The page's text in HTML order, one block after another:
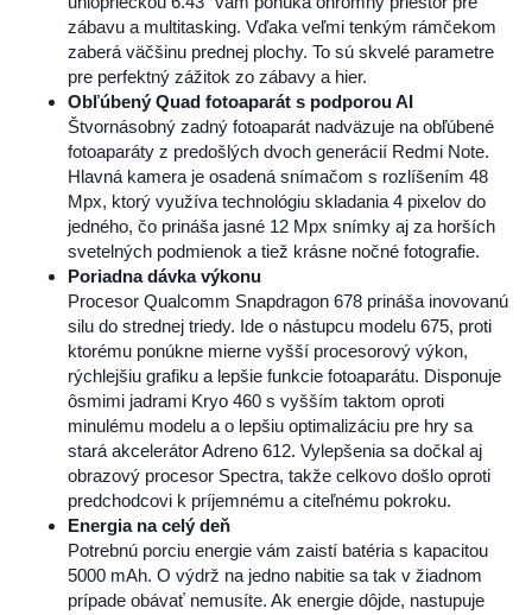
zábavu a multitasking. Vďaka veľmi tenkým rámčekom
zaberá väčšinu prednej plochy. To sú skvelé parametre
pre perfektný zážitok zo zábavy a hier.
Obľúbený Quad fotoaparát s podporou AI
Štvornásobný zadný fotoaparát nadväzuje na obľúbené
fotoaparáty z predošlých dvoch generácií Redmi Note.
Hlavná kamera je osadená snímačom s rozlíšením 48
Mpx, ktorý využíva technológiu skladania 4 pixelov do
jedného, čo prináša jasné 12 Mpx snímky aj za horších
svetelných podmienok a tiež krásne nočné fotografie.
Poriadna dávka výkonu
Procesor Qualcomm Snapdragon 678 prináša inovovanú
silu do strednej triedy. Ide o nástupcu modelu 675, proti
ktorému ponúkne mierne vyšší procesorový výkon,
rýchlejšiu grafiku a lepšie funkcie fotoaparátu. Disponuje
ôsmimi jadrami Kryo 460 s vyšším taktom oproti
minulému modelu a o lepšiu optimalizáciu pre hry sa
stará akcelerátor Adreno 612. Vylepšenia sa dočkal aj
obrazový procesor Spectra, takže celkovo došlo oproti
predchodcovi k príjemnému a citeľnému pokroku.
Energia na celý deň
Potrebnú porciu energie vám zaistí batéria s kapacitou
5000 mAh. O výdrž na jedno nabitie sa tak v žiadnom
prípade obávať nemusíte. Ak energie dôjde, nastupuje